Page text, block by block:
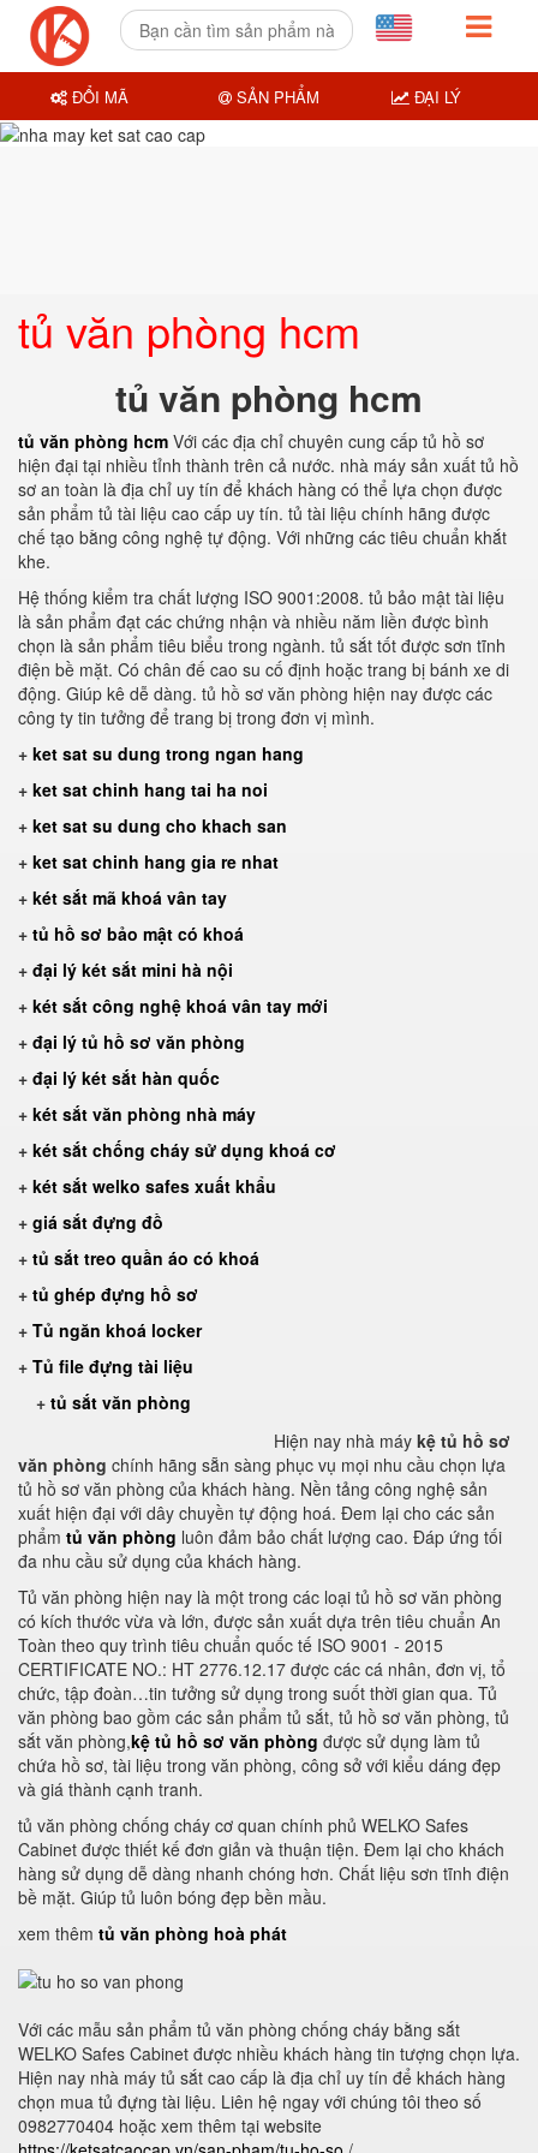
tủ văn phòng hcm
tủ văn phòng hcm
tủ văn phòng hcm Với các địa chỉ chuyên cung cấp tủ hồ sơ
hiện đại tại nhiều tỉnh thành trên cả nước. nhà máy sản xuất tủ hồ
sơ an toàn là địa chỉ uy tín để khách hàng có thể lựa chọn được
sản phẩm tủ tài liệu cao cấp uy tín. tủ tài liệu chính hãng được
chế tạo bằng công nghệ tự động. Với những các tiêu chuẩn khắt
khe.
Hệ thống kiểm tra chất lượng ISO 9001:2008. tủ bảo mật tài liệu
là sản phẩm đạt các chứng nhận và nhiều năm liền được bình
chọn là sản phẩm tiêu biểu trong ngành. tủ sắt tốt được sơn tĩnh
điện bề mặt. Có chân đế cao su cố định hoặc trang bị bánh xe di
động. Giúp kê dễ dàng. tủ hồ sơ văn phòng hiện nay được các
công ty tin tưởng để trang bị trong đơn vị mình.
+ ket sat su dung trong ngan hang
+ ket sat chinh hang tai ha noi
+ ket sat su dung cho khach san
+ ket sat chinh hang gia re nhat
+ két sắt mã khoá vân tay
+ tủ hồ sơ bảo mật có khoá
+ đại lý két sắt mini hà nội
+ két sắt công nghệ khoá vân tay mới
+ đại lý tủ hồ sơ văn phòng
+ đại lý két sắt hàn quốc
+ két sắt văn phòng nhà máy
+ két sắt chống cháy sử dụng khoá cơ
+ két sắt welko safes xuất khẩu
+ giá sắt đựng đồ
+ tủ sắt treo quần áo có khoá
+ tủ ghép đựng hồ sơ
+ Tủ ngăn khoá locker
+ Tủ file đựng tài liệu
+ tủ sắt văn phòng
Hiện nay nhà máy kệ tủ hồ sơ
văn phòng chính hãng sẵn sàng phục vụ mọi nhu cầu chọn lựa
tủ hồ sơ văn phòng của khách hàng. Nền tảng công nghệ sản
xuất hiện đại với dây chuyền tự động hoá. Đem lại cho các sản
phẩm tủ văn phòng luôn đảm bảo chất lượng cao. Đáp ứng tối
đa nhu cầu sử dụng của khách hàng.
Tủ văn phòng hiện nay là một trong các loại tủ hồ sơ văn phòng
có kích thước vừa và lớn, được sản xuất dựa trên tiêu chuẩn An
Toàn theo quy trình tiêu chuẩn quốc tế ISO 9001 - 2015
CERTIFICATE NO.: HT 2776.12.17 được các cá nhân, đơn vị, tổ
chức, tập đoàn…tin tưởng sử dụng trong suốt thời gian qua. Tủ
văn phòng bao gồm các sản phẩm tủ sắt, tủ hồ sơ văn phòng, tủ
sắt văn phòng,kệ tủ hồ sơ văn phòng được sử dụng làm tủ
chứa hồ sơ, tài liệu trong văn phòng, công sở với kiểu dáng đẹp
và giá thành cạnh tranh.
tủ văn phòng chống cháy cơ quan chính phủ WELKO Safes
Cabinet được thiết kế đơn giản và thuận tiện. Đem lại cho khách
hàng sử dụng dễ dàng nhanh chóng hơn. Chất liệu sơn tĩnh điện
bề mặt. Giúp tủ luôn bóng đẹp bền mầu.
xem thêm tủ văn phòng hoà phát
Với các mẫu sản phẩm tủ văn phòng chống cháy bằng sắt
WELKO Safes Cabinet được nhiều khách hàng tin tượng chọn lựa.
Hiện nay nhà máy tủ sắt cao cấp là địa chỉ uy tín để khách hàng
chọn mua tủ đựng tài liệu. Liên hệ ngay với chúng tôi theo số
0982770404 hoặc xem thêm tại website
ĐỔI MÃ SẢN PHẨM ĐẠI LÝ